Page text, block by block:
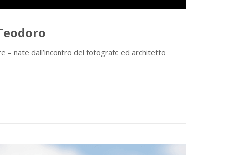
– nate dall’incontro del fotografo ed architetto